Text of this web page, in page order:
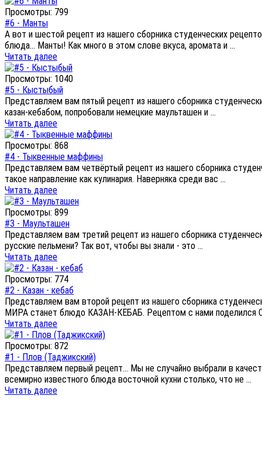
Просмотры: 799
#6 - Манты
А вот и шестой рецепт из нашего сборника студенческих
блюда... Манты! Как много в этом слове вкуса, аромата и ...
Читать далее
Просмотры: 1040
#5 - Кыстыбый
Представляем вам пятый рецепт из нашего сборника
казан-кебабом, попробовали немецкие маульташен и ...
Читать далее
Просмотры: 868
#4 - Тыквенные маффины
Представляем вам четвёртый рецепт из нашего сборника
такое направление как кулинария. Наверняка среди вас ...
Читать далее
Просмотры: 899
#3 - Маульташен
Представляем вам третий рецепт из нашего сборника
русские пельмени? Так вот, чтобы вы знали - это ...
Читать далее
Просмотры: 774
#2 - Казан - кебаб
Представляем вам второй рецепт из нашего сборника
МИРА станет блюдо КАЗАН-КЕБАБ. Рецептом с нами поделился
Читать далее
Просмотры: 872
#1 - Плов (Таджикский)
Представляем первый рецепт... Мы не случайно выбрали в
всемирно известного блюда восточной кухни столько, что не ...
Читать далее